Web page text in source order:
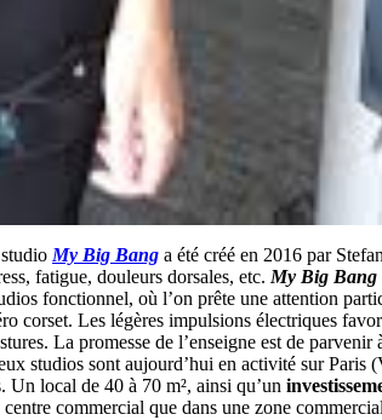
My Big Bang a été créé en 2016 par
fatigue, douleurs dorsales, etc. My Big Bang
fonctionnel, où l’on prête une attention
corset. Les légères impulsions électriques
La promesse de l’enseigne est de parvenir
studios sont aujourd’hui en activité sur Paris
Un local de 40 à 70 m², ainsi qu’un
commercial que dans une zone